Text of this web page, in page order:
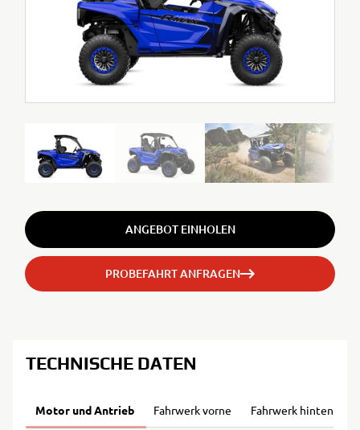
ANGEBOT EINHOLEN
PROBEFAHRT ANFRAGEN
TECHNISCHE DATEN
Motor und Antrieb Fahrwerk vorne Fahrwerk hinten